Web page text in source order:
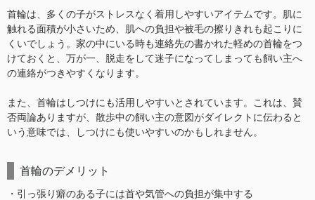
首輪は、多くの子がストレスなく着用しやすいアイテムです。肌に
触れる面積が小さいため、肌への負担や被毛の擦りきれも起こりに
くいでしょう。家の中にいる時も連絡先の書かれた軽めの首輪をつ
けておくと、万が一、脱走をして迷子になってしまっても飼い主へ
の連絡がつきやすくなります。
また、首輪はしつけにも活用しやすいとされています。これは、賛
否両論ありますが、散歩中の飼い主の意図がダイレクトに伝わると
いう意味では、しつけにも使いやすいのかもしれません。
首輪のデメリット
・引っ張り癖のある子には首や気管への負担が集中する